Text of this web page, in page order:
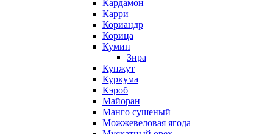
Кардамон
Карри
Кориандр
Корица
Кумин
Зира
Кунжут
Куркума
Кэроб
Майоран
Манго сушеный
Можжевеловая ягода